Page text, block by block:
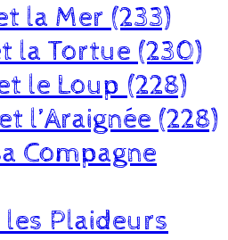
la Mer (233)
la Tortue (230)
le Loup (228)
l’Araignée (228)
Compagne
les Plaideurs